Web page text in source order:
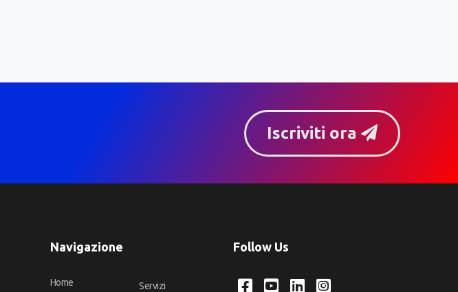
Iscriviti ora
Navigazione
Home Servizi
Follow Us